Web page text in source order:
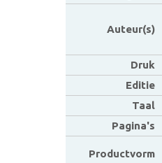
Auteur(s)
Druk
Editie
Taal
Pagina's
Productvorm